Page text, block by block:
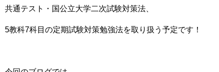
共通テスト・国公立大学二次試験対策法、
5教科7科目の定期試験対策勉強法を取り扱う予定です！